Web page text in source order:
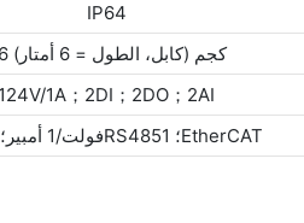
IP64
36 كجم (كابل، الطول = 6 أمتار)
124V/1A；2DI；2DO；2AI
124 فولت/1 أمبير؛ 1RS485؛ 1EtherCAT